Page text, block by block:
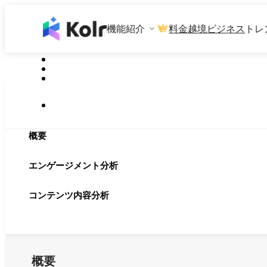
機能紹介 料金越境ビジネス ト
概要
エンゲージメント分析
コンテンツ内容分析
概要